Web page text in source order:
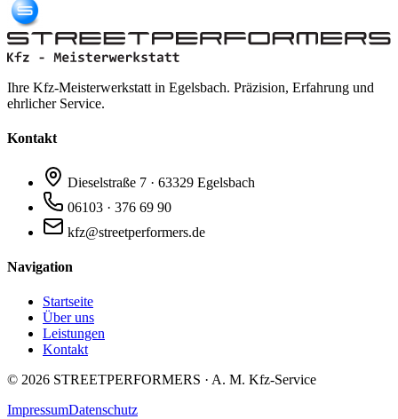
Ihre Kfz-Meisterwerkstatt in Egelsbach. Präzision, Erfahrung und
ehrlicher Service.
Kontakt
Dieselstraße 7 · 63329 Egelsbach
06103 · 376 69 90
kfz@streetperformers.de
Navigation
Startseite
Über uns
Leistungen
Kontakt
© 2026 STREETPERFORMERS · A. M. Kfz-Service
ImpressumDatenschutz